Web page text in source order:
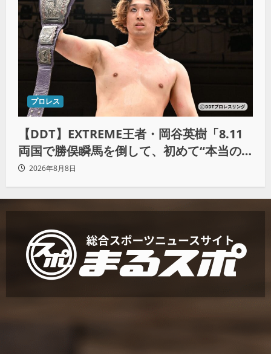
プロレス
【DDT】EXTREME王者・岡谷英樹「8.11
両国で勝俣瞬馬を倒して、初めて“本当の
王者”になれる」
2026年8月8日